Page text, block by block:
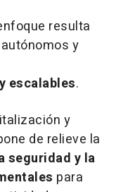
resulta
y
escalables.
y
de relieve la
seguridad y la
para